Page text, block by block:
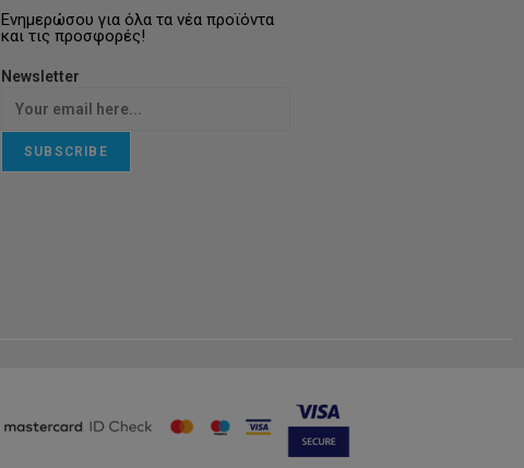
Ενημερώσου για όλα τα νέα προϊόντα
και τις προσφορές!
Newsletter
SUBSCRIBE